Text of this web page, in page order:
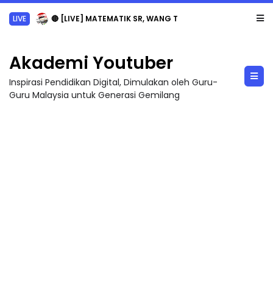
LIVE 🔴 [LIVE] MATEMATIK SR, WANG TAHUN 6 OLEH CIKGU ANITA #ALLINONE #141 #...
Akademi Youtuber
Inspirasi Pendidikan Digital, Dimulakan oleh Guru-
Guru Malaysia untuk Generasi Gemilang